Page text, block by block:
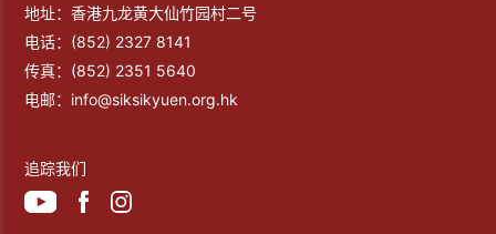
地址：香港九龙黄大仙竹园村二号
电话： (852) 2327 8141
传真： (852) 2351 5640
电邮： info@siksikyuen.org.hk
追踪我们